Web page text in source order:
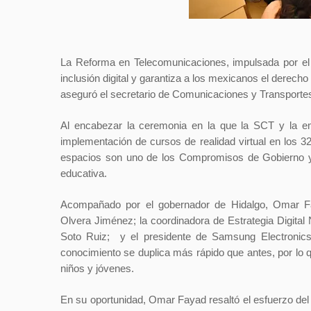
La Reforma en Telecomunicaciones, impulsada por
inclusión digital y garantiza a los mexicanos el
aseguró el secretario de Comunicaciones y
Al encabezar la ceremonia en la que la SCT y la
implementación de cursos de realidad virtual en los
espacios son uno de los Compromisos de
educativa.
Acompañado por el gobernador de Hidalgo, Omar
Olvera Jiménez; la coordinadora de Estrategia
Soto Ruiz; y el presidente de Samsung
conocimiento se duplica más rápido que antes, por lo
niños y jóvenes.
En su oportunidad, Omar Fayad resaltó el esfuerzo